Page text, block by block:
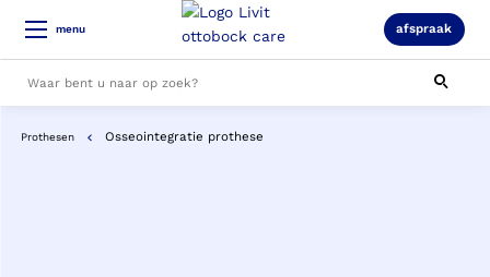
menu afspraak
Alle resultaten
Prothesen Osseointegratie prothese